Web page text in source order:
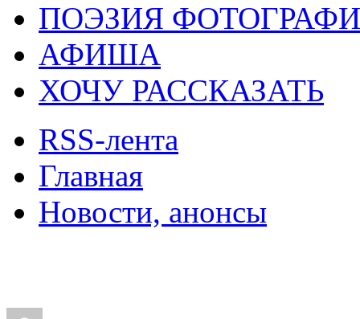
ПОЭЗИЯ
АФИША
ХОЧУ РАССКАЗАТЬ
RSS-лента
Главная
Новости, анонсы